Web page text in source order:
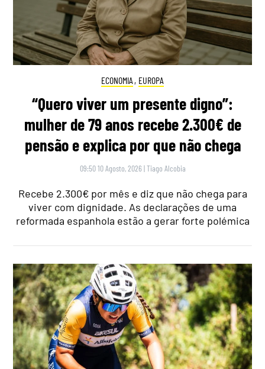
ECONOMIA , EUROPA
“Quero viver um presente digno”:
mulher de 79 anos recebe 2.300€ de
pensão e explica por que não chega
09:50 10 Agosto, 2026 |Tiago Alcobia
Recebe 2.300€ por mês e diz que não chega para
viver com dignidade. As declarações de uma
reformada espanhola estão a gerar forte polémica